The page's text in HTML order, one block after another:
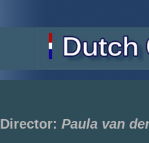
Director: Paula van